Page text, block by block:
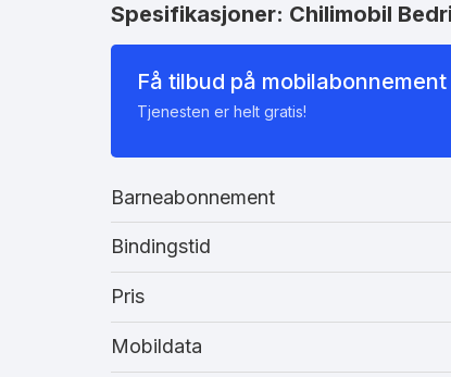
Spesifikasjoner: Chilimobil
Få tilbud på mobilabonnement
Tjenesten er helt gratis!
Barneabonnement
Bindingstid
Pris
Mobildata